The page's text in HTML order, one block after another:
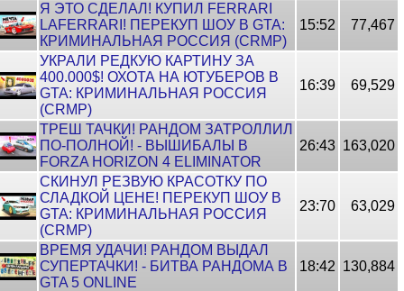
Я ЭТО СДЕЛАЛ! КУПИЛ FERRARI
LAFERRARI! ПЕРЕКУП ШОУ В GTA:
КРИМИНАЛЬНАЯ РОССИЯ (CRMP)
15:52 77,467
УКРАЛИ РЕДКУЮ КАРТИНУ ЗА
400.000$! ОХОТА НА ЮТУБЕРОВ В
GTA: КРИМИНАЛЬНАЯ РОССИЯ
(CRMP)
16:39 69,529
ТРЕШ ТАЧКИ! РАНДОМ ЗАТРОЛЛИЛ
ПО-ПОЛНОЙ! - ВЫШИБАЛЫ В
FORZA HORIZON 4 ELIMINATOR
26:43 163,020
СКИНУЛ РЕЗВУЮ КРАСОТКУ ПО
СЛАДКОЙ ЦЕНЕ! ПЕРЕКУП ШОУ В
GTA: КРИМИНАЛЬНАЯ РОССИЯ
(CRMP)
23:70 63,029
ВРЕМЯ УДАЧИ! РАНДОМ ВЫДАЛ
СУПЕРТАЧКИ! - БИТВА РАНДОМА В
GTA 5 ONLINE
18:42 130,884